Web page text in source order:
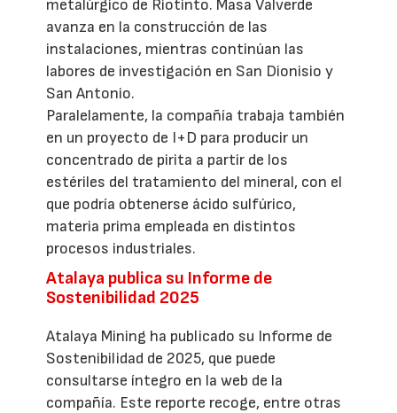
metalúrgico de Riotinto. Masa Valverde
avanza en la construcción de las
instalaciones, mientras continúan las
labores de investigación en San Dionisio y
San Antonio.
Paralelamente, la compañía trabaja también
en un proyecto de I+D para producir un
concentrado de pirita a partir de los
estériles del tratamiento del mineral, con el
que podría obtenerse ácido sulfúrico,
materia prima empleada en distintos
procesos industriales.
Atalaya publica su Informe de
Sostenibilidad 2025
Atalaya Mining ha publicado su Informe de
Sostenibilidad de 2025, que puede
consultarse íntegro en la web de la
compañía. Este reporte recoge, entre otras